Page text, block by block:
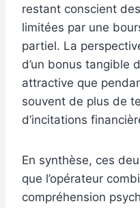
restant conscient
limitées par une
partiel. La
d’un bonus tangible
attractive que
souvent de plus de
d’incitations
En synthèse, ces
que l’opérateur
compréhension